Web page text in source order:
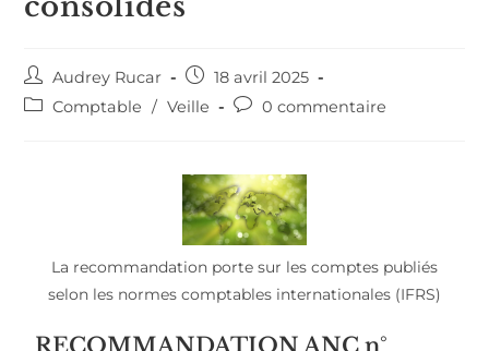
consolidés
Audrey Rucar
18 avril 2025
Comptable / Veille 0 commentaire
La recommandation porte sur les comptes publiés
selon les normes comptables internationales (IFRS)
RECOMMANDATION ANC n°